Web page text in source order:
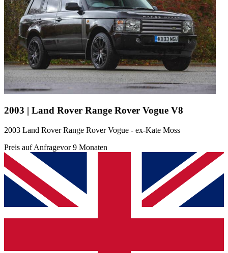
2003 | Land Rover Range Rover Vogue V8
2003 Land Rover Range Rover Vogue - ex-Kate Moss
Preis auf Anfragevor 9 Monaten